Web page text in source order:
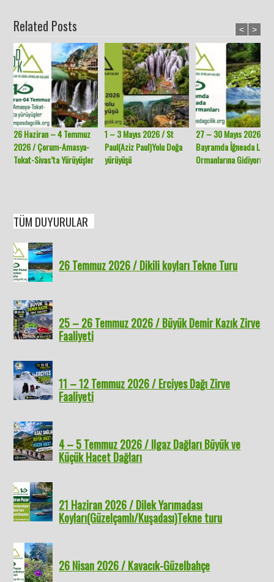
Related Posts
26 Haziran – 4 Temmuz
2026 / Çorum-Amasya-
Tokat-Sivas’ta Yürüyüşler
1 – 3 Mayıs 2026 / St
Paul(Aziz Paul)Yolu Doğa
yürüyüşü
27 – 30 Mayıs 2026 /
Bayramda İğneada
Ormanlarına Gidiyoruz.
< >
TÜM DUYURULAR
26 Temmuz 2026 / Dikili koyları Tekne Turu
25 – 26 Temmuz 2026 / Büyük Demir Kazık Zirve
Faaliyeti
11 – 12 Temmuz 2026 / Erciyes Dağı Zirve
Faaliyeti
4 – 5 Temmuz 2026 / Ilgaz Dağları Büyük ve
Küçük Hacet Dağları
21 Haziran 2026 / Dilek Yarımadası
Koyları(Güzelçamlı/Kuşadası)Tekne turu
26 Nisan 2026 / Kavacık-Güzelbahçe